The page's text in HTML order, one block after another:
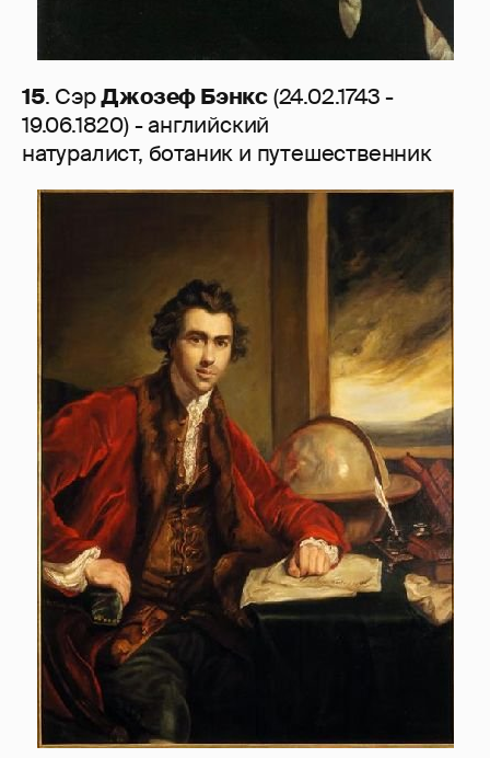
15. СэрДжозеф Бэнкс(24.02.1743 -
19.06.1820) - английский
натуралист, ботаник и путешественник